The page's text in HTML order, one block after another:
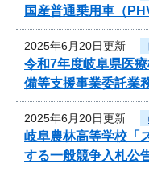
国産普通乗用車（
2025年6月20日更新
令和7年度岐阜県医
備等支援事業委託業
2025年6月20日更新
岐阜農林高等学校「
する一般競争入札公